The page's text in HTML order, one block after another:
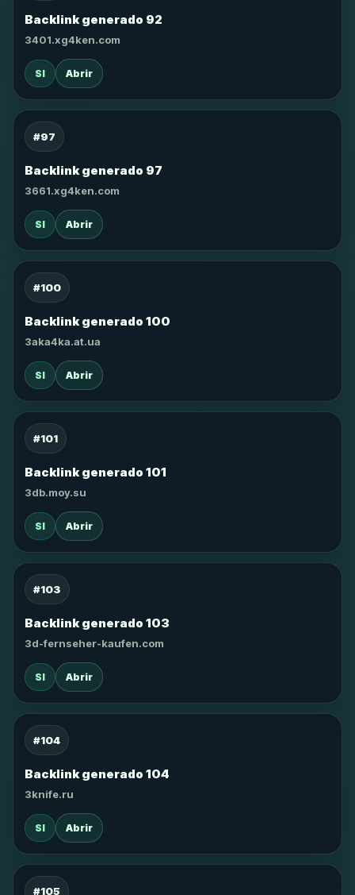
Backlink generado 92
3401.xg4ken.com
SI Abrir
#97
Backlink generado 97
3661.xg4ken.com
SI Abrir
#100
Backlink generado 100
3aka4ka.at.ua
SI Abrir
#101
Backlink generado 101
3db.moy.su
SI Abrir
#103
Backlink generado 103
3d-fernseher-kaufen.com
SI Abrir
#104
Backlink generado 104
3knife.ru
SI Abrir
#105